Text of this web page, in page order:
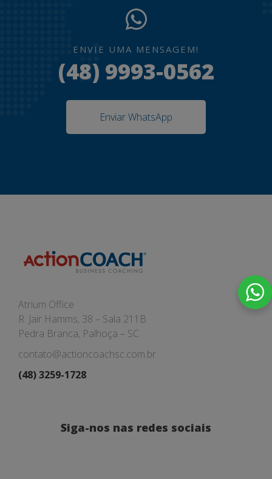
ENVIE UMA MENSAGEM!
(48) 9993-0562
Enviar WhatsApp
Atrium Office
R. Jair Hamms, 38 – Sala 211B
Pedra Branca, Palhoça – SC
contato@actioncoachsc.com.br
(48) 3259-1728
Siga-nos nas redes sociais